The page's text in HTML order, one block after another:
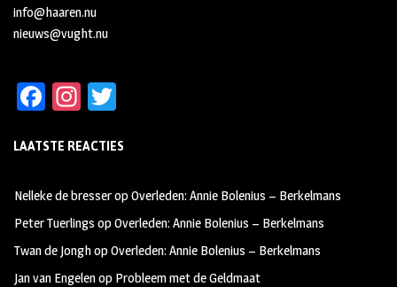
info@haaren.nu
nieuws@vught.nu
Fa
b
oo
k
In
ag
m
tt
LAATSTE REACTIES
Nelleke de bresseropOverleden: Annie Bolenius – Berkelmans
Peter Tuerlings opOverleden: Annie Bolenius – Berkelmans
Twan de JonghopOverleden: Annie Bolenius – Berkelmans
Jan van Engelenop Probleem met de Geldmaat